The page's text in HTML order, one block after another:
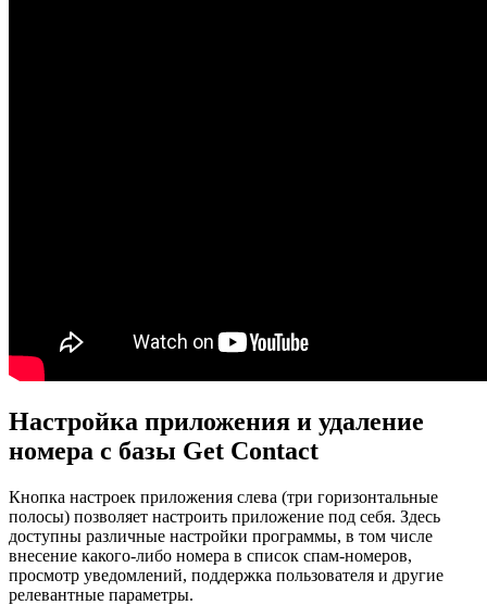
Настройка приложения и удаление
номера с базы Get Contact
Кнопка настроек приложения слева (три горизонтальные
полосы) позволяет настроить приложение под себя. Здесь
доступны различные настройки программы, в том числе
внесение какого-либо номера в список спам-номеров,
просмотр уведомлений, поддержка пользователя и другие
релевантные параметры.